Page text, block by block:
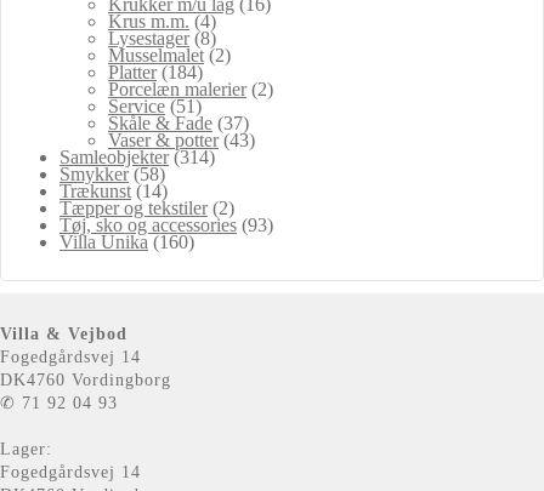
Krukker m/u låg (16)
Krus m.m. (4)
Lysestager (8)
Musselmalet (2)
Platter (184)
Porcelæn malerier (2)
Service (51)
Skåle & Fade (37)
Vaser & potter (43)
Samleobjekter (314)
Smykker (58)
Trækunst (14)
Tæpper og tekstiler (2)
Tøj, sko og accessories (93)
Villa Unika (160)
Villa & Vejbod
Fogedgårdsvej 14
DK4760 Vordingborg
✆ 71 92 04 93
Lager:
Fogedgårdsvej 14